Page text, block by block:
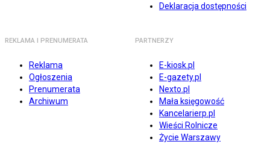
Deklaracja dostępności
REKLAMA I PRENUMERATA
Reklama
Ogłoszenia
Prenumerata
Archiwum
PARTNERZY
E-kiosk.pl
E-gazety.pl
Nexto.pl
Mała księgowość
Kancelarierp.pl
Wieści Rolnicze
Życie Warszawy